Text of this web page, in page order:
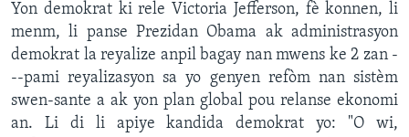
Yon demokrat ki rele Victoria Jefferson, fè konnen, li
menm, li panse Prezidan Obama ak administrasyon
demokrat la reyalize anpil bagay nan mwens ke 2 zan -
--pami reyalizasyon sa yo genyen refòm nan sistèm
swen-sante a ak yon plan global pou relanse ekonomi
an. Li di li apiye kandida demokrat yo: "O wi,